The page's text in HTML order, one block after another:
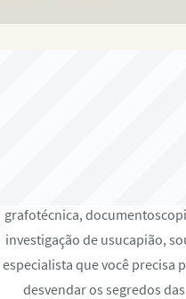
grafotécnica,
investigação de usucapião,
especialista que você precisa
desvendar os segredos das